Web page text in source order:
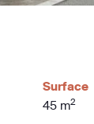
Surface
45 m2